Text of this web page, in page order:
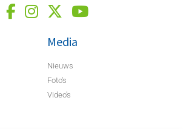
Media
Nieuws
Foto's
Video's